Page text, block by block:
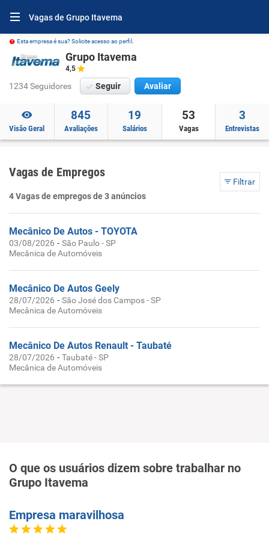
Vagas de Grupo Itavema
Esta empresa é sua? Solicite acesso ao perfil.
Grupo Itavema
4,5
1234 Seguidores Seguir Avaliar
Visão Geral
845
Avaliações
19
Salários
53
Vagas
3
Entrevistas
Vagas de Empregos
Filtrar
4 Vagas de empregos de 3 anúncios
Mecânico De Autos - TOYOTA
03/08/2026 -São Paulo - SP
Mecânica de Automóveis
Mecânico De Autos Geely
28/07/2026 -São José dos Campos - SP
Mecânica de Automóveis
Mecânico De Autos Renault - Taubaté
28/07/2026 -Taubaté - SP
Mecânica de Automóveis
O que os usuários dizem sobre trabalhar no
Grupo Itavema
Empresa maravilhosa